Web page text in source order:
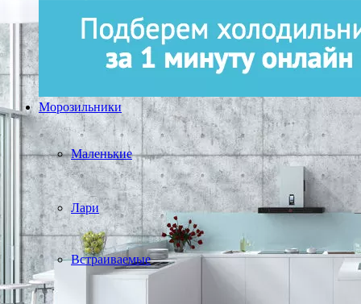
Морозильники
Маленькие
Лари
Встраиваемые